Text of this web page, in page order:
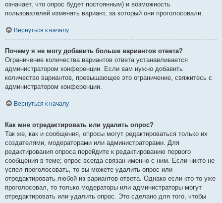
означает, что опрос будет постоянным) и возможность
пользователей изменять вариант, за который они проголосовали.
Вернуться к началу
Почему я не могу добавить больше вариантов ответа?
Ограничение количества вариантов ответа устанавливается
администратором конференции. Если вам нужно добавить
количество вариантов, превышающее это ограничение, свяжитесь с
администратором конференции.
Вернуться к началу
Как мне отредактировать или удалить опрос?
Так же, как и сообщения, опросы могут редактироваться только их
создателями, модераторами или администраторами. Для
редактирования опроса перейдите к редактированию первого
сообщения в теме; опрос всегда связан именно с ним. Если никто не
успел проголосовать, то вы можете удалить опрос или
отредактировать любой из вариантов ответа. Однако если кто-то уже
проголосовал, то только модераторы или администраторы могут
отредактировать или удалить опрос. Это сделано для того, чтобы